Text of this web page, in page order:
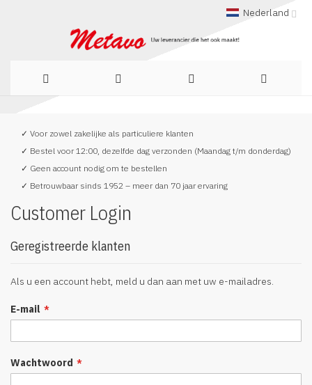
Nederland
naar
inhoud
✓ Voor zowel zakelijke als particuliere klanten
✓ Bestel voor 12:00, dezelfde dag verzonden (Maandag t/m donderdag)
✓ Geen account nodig om te bestellen
✓ Betrouwbaar sinds 1952 – meer dan 70 jaar ervaring
Customer Login
Geregistreerde klanten
Als u een account hebt, meld u dan aan met uw e-mailadres.
E-mail
Wachtwoord